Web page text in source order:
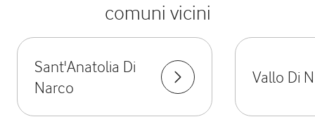
comuni vicini
Sant'Anatolia Di
Narco
Vallo Di